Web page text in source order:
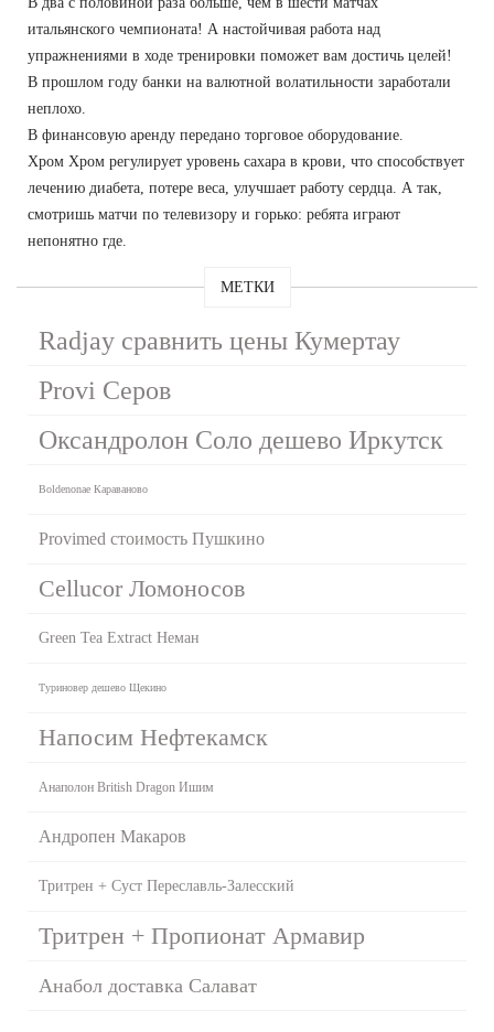
итальянского чемпионата! А настойчивая работа над
упражнениями в ходе тренировки поможет вам достичь целей!
В прошлом году банки на валютной волатильности заработали
неплохо.
В финансовую аренду передано торговое оборудование.
Хром Хром регулирует уровень сахара в крови, что способствует
лечению диабета, потере веса, улучшает работу сердца. А так,
смотришь матчи по телевизору и горько: ребята играют
непонятно где.
МЕТКИ
Radjay сравнить цены Кумертау
Provi Серов
Оксандролон Соло дешево Иркутск
Boldenonae Караваново
Provimed стоимость Пушкино
Cellucor Ломоносов
Green Tea Extract Неман
Туриновер дешево Щекино
Напосим Нефтекамск
Анаполон British Dragon Ишим
Андропен Макаров
Тритрен + Суст Переславль-Залесский
Тритрен + Пропионат Армавир
Анабол доставка Салават